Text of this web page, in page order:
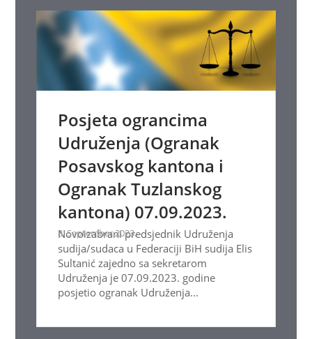
Posjeta ograncima
Udruženja (Ogranak
Posavskog kantona i
Ogranak Tuzlanskog
kantona) 07.09.2023.
8. September 2023.
Novoizabrani predsjednik Udruženja
sudija/sudaca u Federaciji BiH sudija Elis
Sultanić zajedno sa sekretarom
Udruženja je 07.09.2023. godine
posjetio ogranak Udruženja...